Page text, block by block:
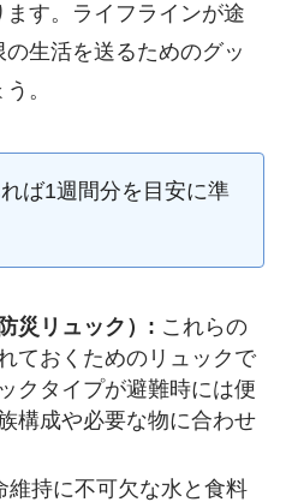
す。ライフラインが途
生活を送るためのグッ
。
ば1週間分を目安に準
災リュック）: これらの
ておくためのリュックで
クタイプが避難時には便
構成や必要な物に合わせ
維持に不可欠な水と食料